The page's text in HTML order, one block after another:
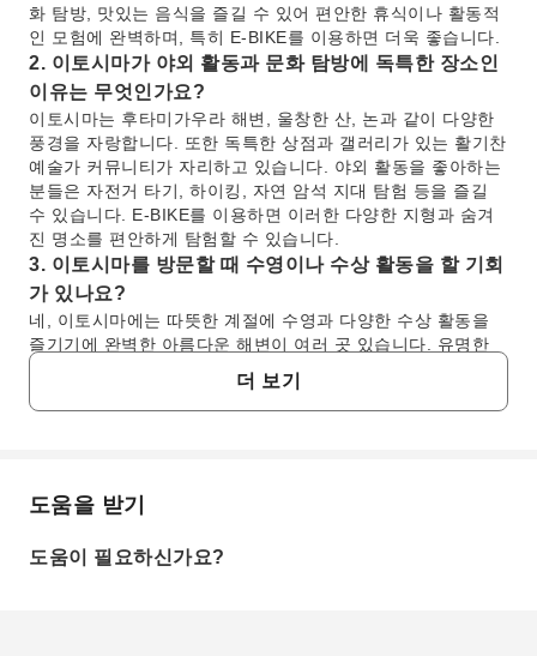
화 탐방, 맛있는 음식을 즐길 수 있어 편안한 휴식이나 활동적
인 모험에 완벽하며, 특히 E-BIKE를 이용하면 더욱 좋습니다.
2. 이토시마가 야외 활동과 문화 탐방에 독특한 장소인
이유는 무엇인가요?
이토시마는 후타미가우라 해변, 울창한 산, 논과 같이 다양한
풍경을 자랑합니다. 또한 독특한 상점과 갤러리가 있는 활기찬
예술가 커뮤니티가 자리하고 있습니다. 야외 활동을 좋아하는
분들은 자전거 타기, 하이킹, 자연 암석 지대 탐험 등을 즐길
수 있습니다. E-BIKE를 이용하면 이러한 다양한 지형과 숨겨
진 명소를 편안하게 탐험할 수 있습니다.
3. 이토시마를 방문할 때 수영이나 수상 활동을 할 기회
가 있나요?
네, 이토시마에는 따뜻한 계절에 수영과 다양한 수상 활동을
즐기기에 완벽한 아름다운 해변이 여러 곳 있습니다. 유명한
장소로는 상징적인 부부 바위(메오토이와)로 알려진 후타미가
우라 해변과 휴식 및 수상 스포츠를 즐기기에 좋은 케야 해변
이 있습니다. 이러한 해안 지역은 특히 그림 같은 E-BIKE 라이
가요?
이토시마를 구석구석 관광하기 위해 전동 자전거(E-BIKE) 대
여를 강력히 추천합니다. E-BIKE를 이용하면 언덕이 많은 지
형을 편안하게 이동하며 대중교통으로는 접근하기 어려운 멋
더 보기
자주 묻는 질문
도움을 받기
도움이 필요하신가요?